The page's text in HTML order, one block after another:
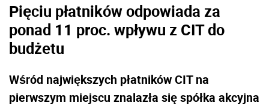
Pięciu płatników odpowiada za
ponad 11 proc. wpływu z CIT do
budżetu
Wśród największych płatników CIT na
pierwszym miejscu znalazła się spółka akcyjna